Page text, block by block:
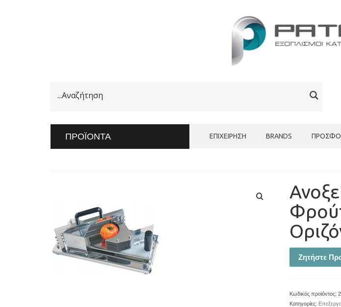
ΠΡΟΪΌΝΤΑ ΕΠΙΧΕΊΡΗΣΗ BRANDS
Ζητήστε
Κωδικός προϊόντος:
Κατηγορίες: